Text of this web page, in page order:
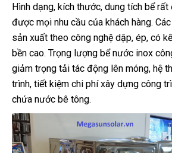
Hình dạng, kích thước, dung tích bể
được mọi nhu cầu của khách hàng.
sản xuất theo công nghệ dập, ép, có
bền cao. Trọng lượng bể nước inox
giảm trọng tải tác động lên móng, hệ
trình, tiết kiệm chi phí xây dựng công
chứa nước bê tông.